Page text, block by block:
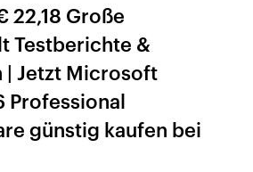
22,18 Große
Testberichte &
| Jetzt Microsoft
Professional
günstig kaufen bei